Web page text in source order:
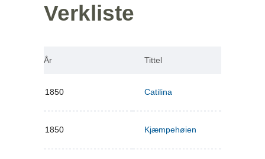
Verkliste
År Tittel
1850 Catilina
1850 Kjæmpehøien